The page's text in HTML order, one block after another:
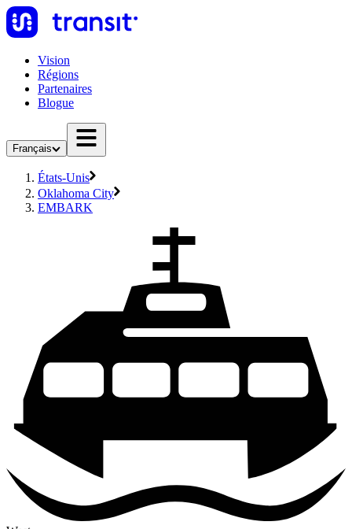
Vision
Régions
Partenaires
Blogue
Français
États-Unis
Oklahoma City
EMBARK